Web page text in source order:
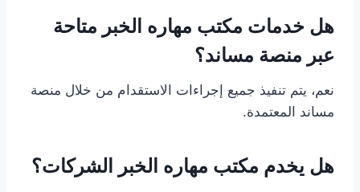
هل خدمات مكتب مهاره الخبر متاحة
عبر منصة مساند؟
نعم، يتم تنفيذ جميع إجراءات الاستقدام من خلال منصة
مساند المعتمدة.
هل يخدم مكتب مهاره الخبر الشركات؟